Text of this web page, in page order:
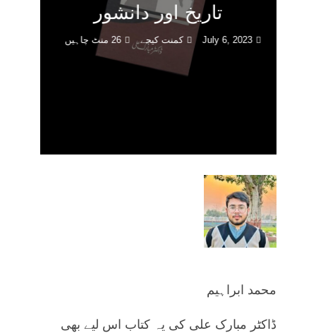
تاریخ اور دانشور
July 6, 2023 کمنت کیجے 26 منٹ چاہیں
محمد ابراہیم
ڈاکٹر مبارک علی کی یہ کتاب اس لیے بھی